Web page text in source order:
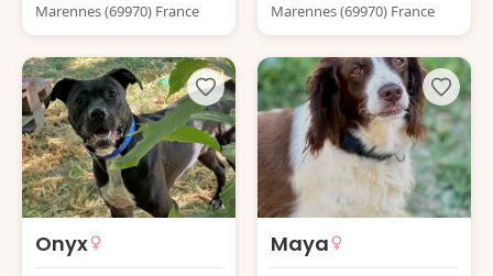
Marennes (69970) France
Marennes (69970) France
Onyx Maya